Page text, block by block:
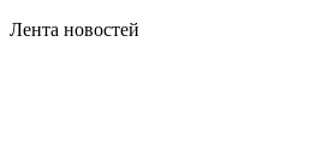
Лента новостей